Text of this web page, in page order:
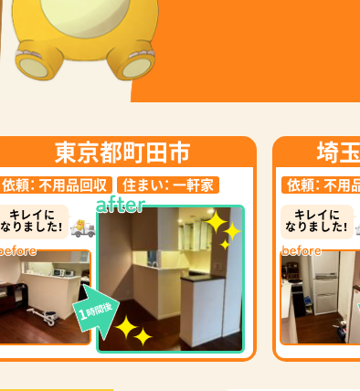
東京都町田市
依頼： 不用品回収 住まい： 一軒家
キレイに
なりました！
1時間後
埼
依頼： 不用
キレイに
なりました！